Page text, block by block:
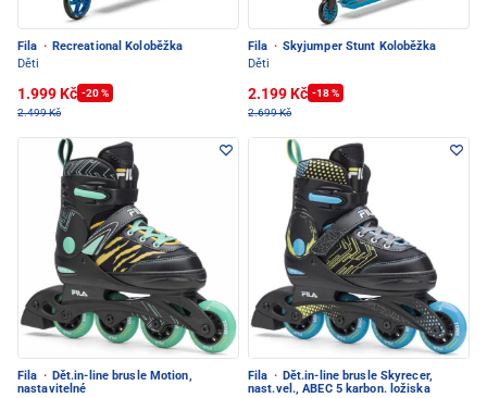
Fila · Recreational Koloběžka
Děti
1.999 Kč -20 %
2.499 Kč
Fila · Skyjumper Stunt Koloběžka
Děti
2.199 Kč -18 %
2.699 Kč
Fila · Dět.in-line brusle Motion,
nastavitelné
Fila · Dět.in-line brusle Skyrecer,
nast.vel., ABEC 5 karbon. ložiska